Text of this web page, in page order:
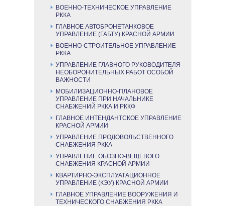
ВОЕННО-ТЕХНИЧЕСКОЕ УПРАВЛЕНИЕ
РККА
ГЛАВНОЕ АВТОБРОНЕТАНКОВОЕ
УПРАВЛЕНИЕ (ГАБТУ) КРАСНОЙ АРМИИ
ВОЕННО-СТРОИТЕЛЬНОЕ УПРАВЛЕНИЕ
РККА
УПРАВЛЕНИЕ ГЛАВНОГО РУКОВОДИТЕЛЯ
НЕОБОРОНИТЕЛЬНЫХ РАБОТ ОСОБОЙ
ВАЖНОСТИ
МОБИЛИЗАЦИОННО-ПЛАНОВОЕ
УПРАВЛЕНИЕ ПРИ НАЧАЛЬНИКЕ
СНАБЖЕНИЙ РККА И РККФ
ГЛАВНОЕ ИНТЕНДАНТСКОЕ УПРАВЛЕНИЕ
КРАСНОЙ АРМИИ
УПРАВЛЕНИЕ ПРОДОВОЛЬСТВЕННОГО
СНАБЖЕНИЯ РККА
УПРАВЛЕНИЕ ОБОЗНО-ВЕЩЕВОГО
СНАБЖЕНИЯ КРАСНОЙ АРМИИ
КВАРТИРНО-ЭКСПЛУАТАЦИОННОЕ
УПРАВЛЕНИЕ (КЭУ) КРАСНОЙ АРМИИ
ГЛАВНОЕ УПРАВЛЕНИЕ ВООРУЖЕНИЯ И
ТЕХНИЧЕСКОГО СНАБЖЕНИЯ РККА